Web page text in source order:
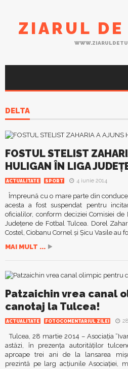
ZIARUL DE
DELTA
FOSTUL STELIST
HULIGAN ÎN LIGA
ACTUALITATE SPORT 4 iunie 2014
Împreună cu o mare parte din
acesta a fost suspendat pentru
oficialilor, conform deciziei Comisiei
Judeţene de Fotbal Tulcea. Dorel
Costel, Ciobanu Cornel şi Şicu Vasile au
MAI MULT ...
Patzaichin vrea canal
canotaj la Tulcea!
ACTUALITATE FOTOCOMENTARIUL ZILEI
Tulcea, 28 martie 2014 – Asociația
astăzi, în prezența autorităților
aproape trei ani de la lansarea
prezintă pe larg acțiunile Asociației,